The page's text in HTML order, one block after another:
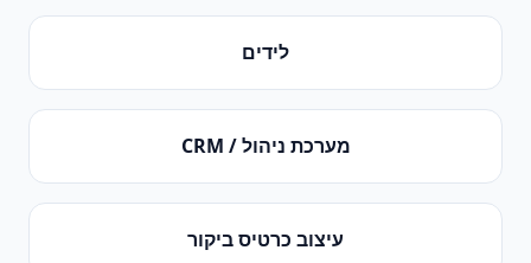
לידים
מערכת ניהול / CRM
עיצוב כרטיס ביקור